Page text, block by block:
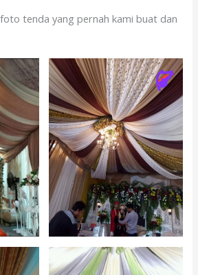
tenda yang pernah kami buat dan